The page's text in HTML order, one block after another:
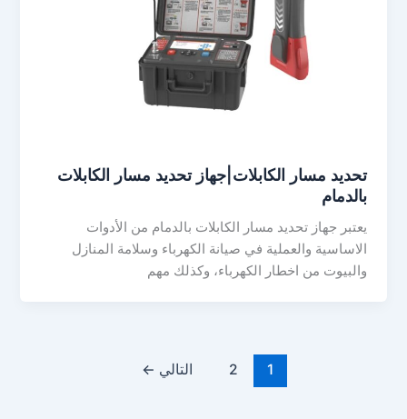
تحديد مسار الكابلات|جهاز تحديد مسار الكابلات
بالدمام
يعتبر جهاز تحديد مسار الكابلات بالدمام من الأدوات
الاساسية والعملية في صيانة الكهرباء وسلامة المنازل
والبيوت من اخطار الكهرباء، وكذلك مهم
1
2 التالي ←